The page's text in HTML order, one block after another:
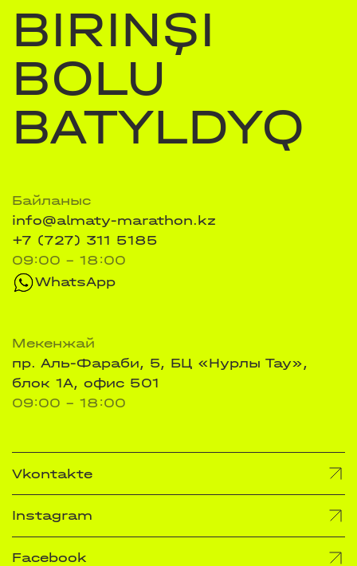
BIRINŞI
BOLU
BATYLDYQ
Байланыс
info@almaty-marathon.kz
+7 (727) 311 5185
09:00 - 18:00
WhatsApp
Мекенжай
пр. Аль-Фараби, 5, БЦ «Нурлы Тау»,
блок 1А, офис 501
09:00 - 18:00
Vkontakte
Instagram
Facebook